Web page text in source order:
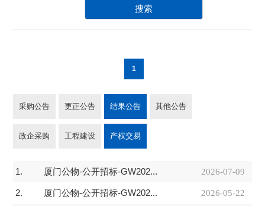
1
采购公告 更正公告 结果公告 其他公告
政企采购 工程建设 产权交易
1. 厦门公物-公开招标-GW202... 2026-07-09
2. 厦门公物-公开招标-GW202... 2026-05-22